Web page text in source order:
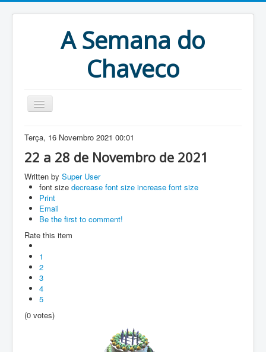
A Semana do
Chaveco
Home
Anteriores
Antigonas
Terça, 16 Novembro 2021 00:01
22 a 28 de Novembro de 2021
Written by Super User
font size decrease font size increase font size
Print
Email
Be the first to comment!
Rate this item
1
2
3
4
5
(0 votes)